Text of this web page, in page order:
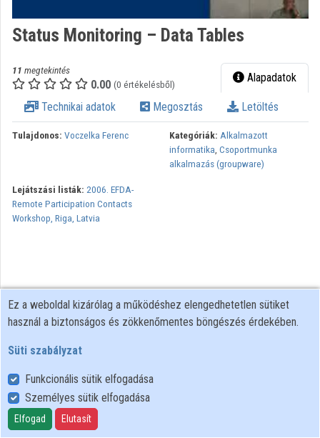
Intézményi listák
Intézmények
Status Monitoring – Data Tables
11 megtekintés
0.00 (0 értékelésből) Alapadatok
Technikai adatok Megosztás Letöltés
Tulajdonos: Voczelka Ferenc Kategóriák: Alkalmazott
informatika, Csoportmunka
alkalmazás (groupware)
Lejátszási listák: 2006. EFDA-
Remote Participation Contacts
Workshop, Riga, Latvia
Felhasználói szabályzat
Adatkezelési tájékoztató
Süti szabályzat
Ez a weboldal kizárólag a működéshez elengedhetetlen sütiket
használ a biztonságos és zökkenőmentes böngészés érdekében.
Süti szabályzat
Funkcionális sütik elfogadása
Személyes sütik elfogadása
Elfogad Elutasít